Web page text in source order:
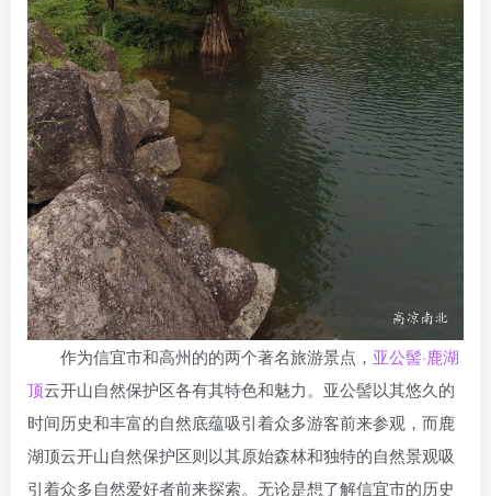
作为信宜市和高州的的两个著名旅游景点， 亚公髻·鹿湖
顶云开山自然保护区各有其特色和魅力。亚公髻以其悠久的
时间历史和丰富的自然底蕴吸引着众多游客前来参观，而鹿
湖顶云开山自然保护区则以其原始森林和独特的自然景观吸
引着众多自然爱好者前来探索。无论是想了解信宜市的历史